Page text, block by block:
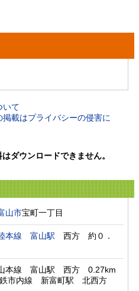
いて
掲載はプライバシーの侵害に
ダウンロードできません。
山市宝町一丁目
本線 富山駅 西方　約０．
本線　富山駅　西方　0.27km